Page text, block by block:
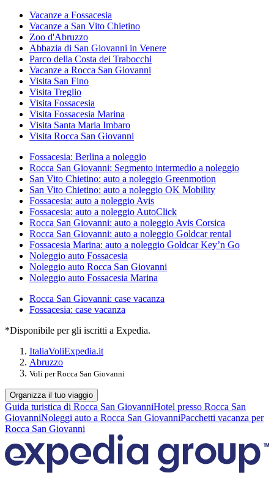
Vacanze a Fossacesia
Vacanze a San Vito Chietino
Zoo d'Abruzzo
Abbazia di San Giovanni in Venere
Parco della Costa dei Trabocchi
Vacanze a Rocca San Giovanni
Visita San Fino
Visita Treglio
Visita Fossacesia
Visita Fossacesia Marina
Visita Santa Maria Imbaro
Visita Rocca San Giovanni
Fossacesia: Berlina a noleggio
Rocca San Giovanni: Segmento intermedio a noleggio
San Vito Chietino: auto a noleggio Greenmotion
San Vito Chietino: auto a noleggio OK Mobility
Fossacesia: auto a noleggio Avis
Fossacesia: auto a noleggio AutoClick
Rocca San Giovanni: auto a noleggio Avis Corsica
Rocca San Giovanni: auto a noleggio Goldcar rental
Fossacesia Marina: auto a noleggio Goldcar Key’n Go
Noleggio auto Fossacesia
Noleggio auto Rocca San Giovanni
Noleggio auto Fossacesia Marina
Rocca San Giovanni: case vacanza
Fossacesia: case vacanza
*Disponibile per gli iscritti a Expedia.
ItaliaVoliExpedia.it
Abruzzo
Voli per Rocca San Giovanni
Organizza il tuo viaggio
Guida turistica di Rocca San GiovanniHotel presso Rocca San
GiovanniNoleggi auto a Rocca San GiovanniPacchetti vacanza per
Rocca San Giovanni